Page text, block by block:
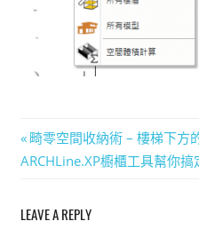
的
3D
體
文
章
導
Previous
Post:
畸零空間收納術 – 樓梯下方
ARCHLine.XP櫥櫃工具幫你搞
LEAVE A REPLY